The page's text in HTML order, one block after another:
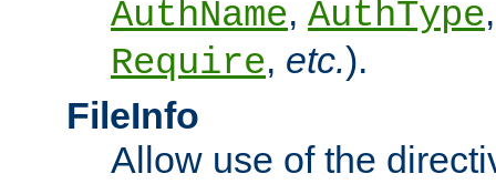
AuthName, AuthType
Require, etc.).
FileInfo
Allow use of the